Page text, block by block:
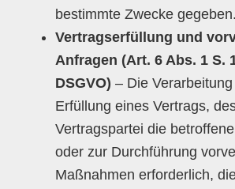
bestimmte Zwecke gegeben.
Vertragserfüllung und
Anfragen (Art. 6 Abs. 1 S.
DSGVO) – Die
Erfüllung eines Vertrags,
Vertragspartei die
oder zur Durchführung
Maßnahmen erforderlich,